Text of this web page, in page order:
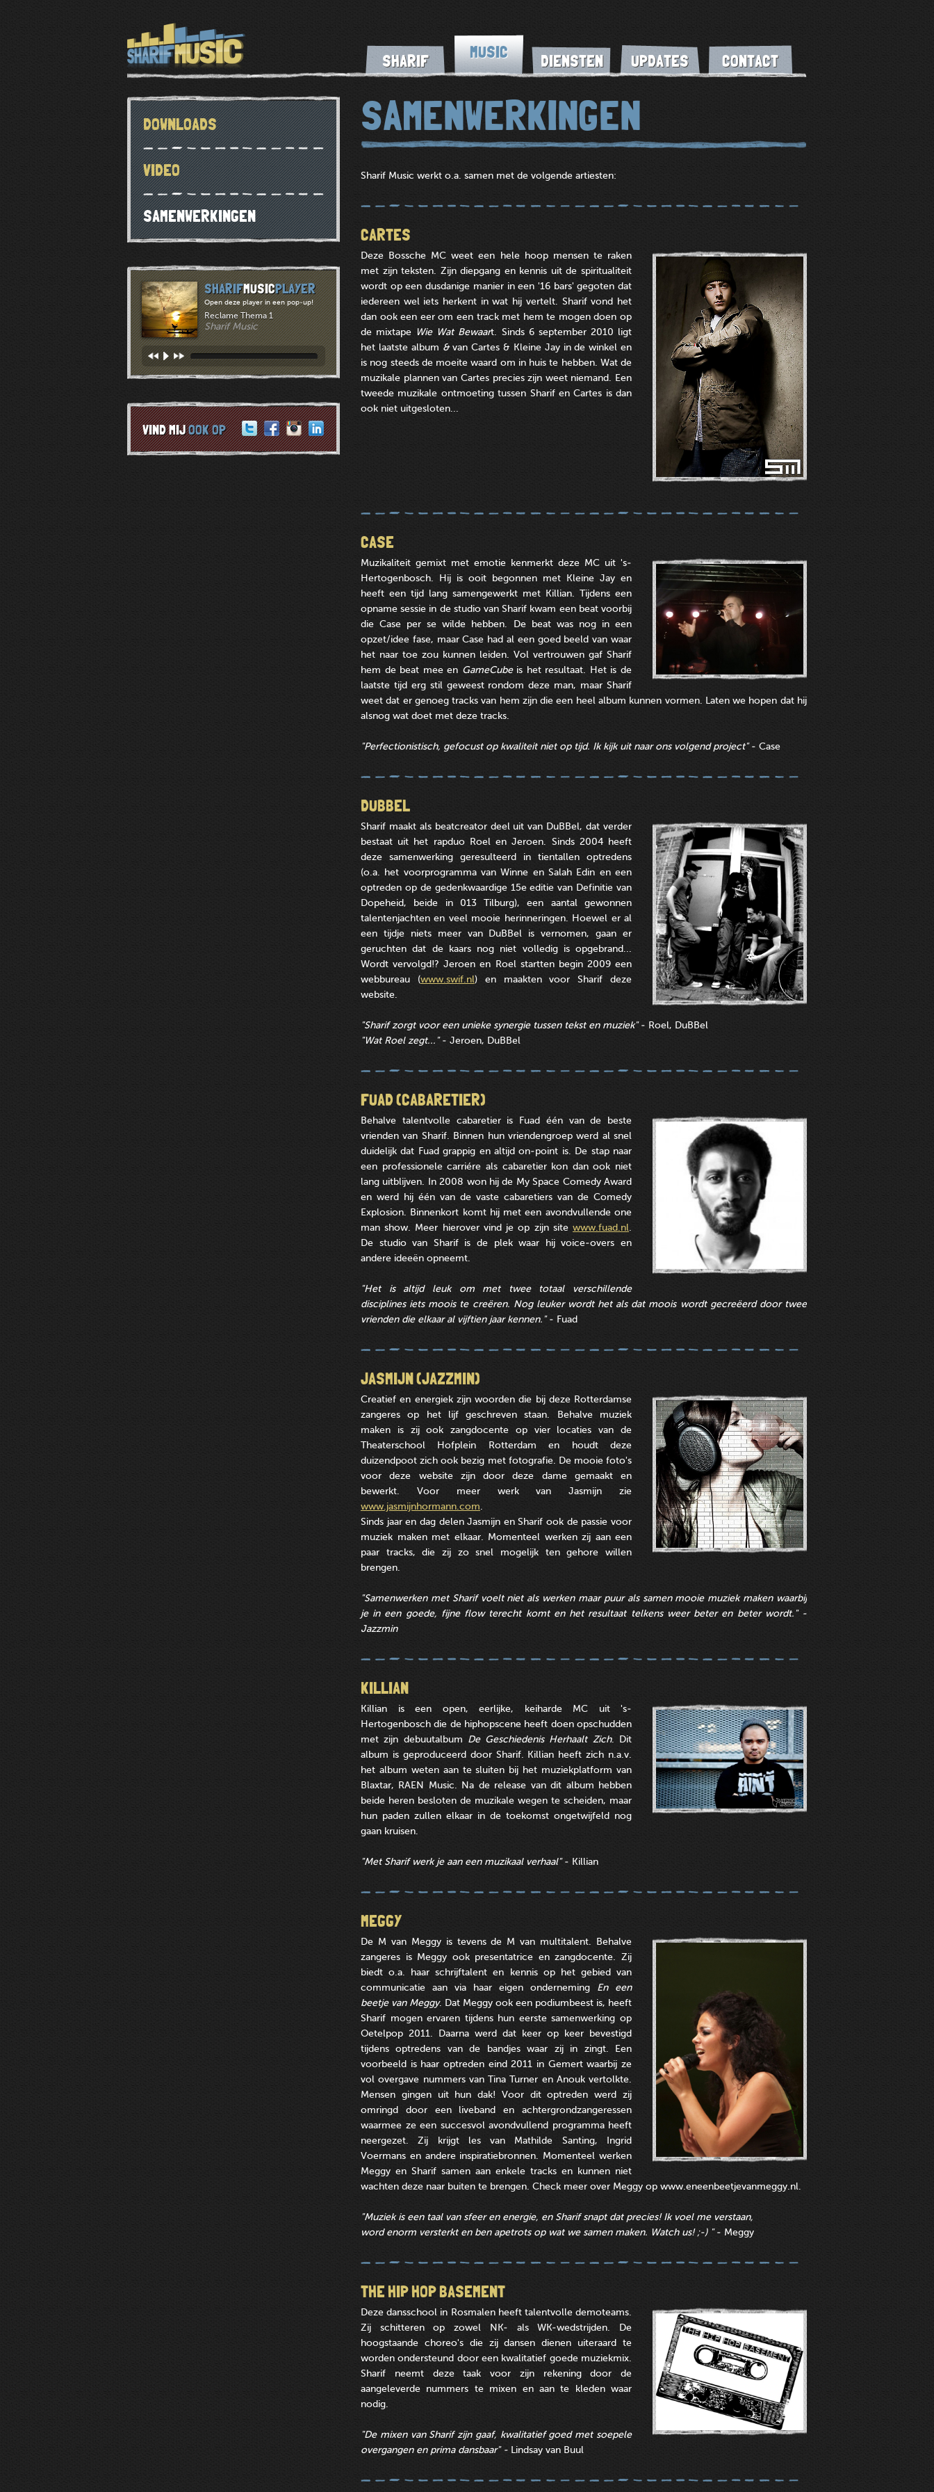
SHARIF
MUSIC
DIENSTEN UPDATES CONTACT
DOWNLOADS
VIDEO
SAMENWERKINGEN
SHARIFMUSICPLAYER
Open deze player in een pop-up!
Reclame Thema 1
Sharif Music
VIND MIJOOK OP
SAMENWERKINGEN
Sharif Music werkt o.a. samen met de volgende artiesten:
CARTES
Deze Bossche MC weet een hele hoop mensen te raken
met zijn teksten. Zijn diepgang en kennis uit de spiritualiteit
wordt op een dusdanige manier in een '16 bars' gegoten dat
iedereen wel iets herkent in wat hij vertelt. Sharif vond het
dan ook een eer om een track met hem te mogen doen op
de mixtape Wie Wat Bewaart. Sinds 6 september 2010 ligt
het laatste album &van Cartes & Kleine Jay in de winkel en
is nog steeds de moeite waard om in huis te hebben. Wat de
muzikale plannen van Cartes precies zijn weet niemand. Een
tweede muzikale ontmoeting tussen Sharif en Cartes is dan
ook niet uitgesloten...
CASE
Muzikaliteit gemixt met emotie kenmerkt deze MC uit 's-
Hertogenbosch. Hij is ooit begonnen met Kleine Jay en
heeft een tijd lang samengewerkt met Killian. Tijdens een
opname sessie in de studio van Sharif kwam een beat voorbij
die Case per se wilde hebben. De beat was nog in een
opzet/idee fase, maar Case had al een goed beeld van waar
het naar toe zou kunnen leiden. Vol vertrouwen gaf Sharif
hem de beat mee en GameCubeis het resultaat. Het is de
laatste tijd erg stil geweest rondom deze man, maar Sharif
weet dat er genoeg tracks van hem zijn die een heel album kunnen vormen. Laten we hopen dat hij
alsnog wat doet met deze tracks.
"Perfectionistisch, gefocust op kwaliteit niet op tijd. Ik kijk uit naar ons volgend project"- Case
DUBBEL
Sharif maakt als beatcreator deel uit van DuBBel, dat verder
bestaat uit het rapduo Roel en Jeroen. Sinds 2004 heeft
deze samenwerking geresulteerd in tientallen optredens
(o.a. het voorprogramma van Winne en Salah Edin en een
optreden op de gedenkwaardige 15e editie van Definitie van
Dopeheid, beide in 013 Tilburg), een aantal gewonnen
talentenjachten en veel mooie herinneringen. Hoewel er al
een tijdje niets meer van DuBBel is vernomen, gaan er
geruchten dat de kaars nog niet volledig is opgebrand...
Wordt vervolgd!? Jeroen en Roel startten begin 2009 een
webbureau (www.swif.nl) en maakten voor Sharif deze
website.
"Sharif zorgt voor een unieke synergie tussen tekst en muziek"- Roel, DuBBel
"Wat Roel zegt..."- Jeroen, DuBBel
FUAD (CABARETIER)
Behalve talentvolle cabaretier is Fuad één van de beste
vrienden van Sharif. Binnen hun vriendengroep werd al snel
duidelijk dat Fuad grappig en altijd on-point is. De stap naar
een professionele carriére als cabaretier kon dan ook niet
lang uitblijven. In 2008 won hij de My Space Comedy Award
en werd hij één van de vaste cabaretiers van de Comedy
Explosion. Binnenkort komt hij met een avondvullende one
man show. Meer hierover vind je op zijn site www.fuad.nl.
De studio van Sharif is de plek waar hij voice-overs en
andere ideeën opneemt.
"Het is altijd leuk om met twee totaal verschillende
disciplines iets moois te creëren. Nog leuker wordt het als dat moois wordt gecreëerd door twee
vrienden die elkaar al vijftien jaar kennen."- Fuad
JASMIJN (JAZZMIN)
Creatief en energiek zijn woorden die bij deze Rotterdamse
zangeres op het lijf geschreven staan. Behalve muziek
maken is zij ook zangdocente op vier locaties van de
Theaterschool Hofplein Rotterdam en houdt deze
duizendpoot zich ook bezig met fotografie. De mooie foto's
voor deze website zijn door deze dame gemaakt en
bewerkt. Voor meer werk van Jasmijn zie
www.jasmijnhormann.com.
Sinds jaar en dag delen Jasmijn en Sharif ook de passie voor
muziek maken met elkaar. Momenteel werken zij aan een
paar tracks, die zij zo snel mogelijk ten gehore willen
brengen.
"Samenwerken met Sharif voelt niet als werken maar puur als samen mooie muziek maken waarbij
je in een goede, fijne flow terecht komt en het resultaat telkens weer beter en beter wordt." -
Jazzmin
KILLIAN
Killian is een open, eerlijke, keiharde MC uit 's-
Hertogenbosch die de hiphopscene heeft doen opschudden
met zijn debuutalbum De Geschiedenis Herhaalt Zich. Dit
album is geproduceerd door Sharif. Killian heeft zich n.a.v.
het album weten aan te sluiten bij het muziekplatform van
Blaxtar, RAEN Music. Na de release van dit album hebben
beide heren besloten de muzikale wegen te scheiden, maar
hun paden zullen elkaar in de toekomst ongetwijfeld nog
gaan kruisen.
"Met Sharif werk je aan een muzikaal verhaal"- Killian
MEGGY
De M van Meggy is tevens de M van multitalent. Behalve
zangeres is Meggy ook presentatrice en zangdocente. Zij
biedt o.a. haar schrijftalent en kennis op het gebied van
communicatie aan via haar eigen onderneming En een
beetje van Meggy. Dat Meggy ook een podiumbeest is, heeft
Sharif mogen ervaren tijdens hun eerste samenwerking op
Oetelpop 2011. Daarna werd dat keer op keer bevestigd
tijdens optredens van de bandjes waar zij in zingt. Een
voorbeeld is haar optreden eind 2011 in Gemert waarbij ze
vol overgave nummers van Tina Turner en Anouk vertolkte.
Mensen gingen uit hun dak! Voor dit optreden werd zij
omringd door een liveband en achtergrondzangeressen
waarmee ze een succesvol avondvullend programma heeft
neergezet. Zij krijgt les van Mathilde Santing, Ingrid
Voermans en andere inspiratiebronnen. Momenteel werken
Meggy en Sharif samen aan enkele tracks en kunnen niet
wachten deze naar buiten te brengen. Check meer over Meggy op www.eneenbeetjevanmeggy.nl.
"Muziek is een taal van sfeer en energie, en Sharif snapt dat precies! Ik voel me verstaan,
word enorm versterkt en ben apetrots op wat we samen maken. Watch us! ;-) "- Meggy
THE HIP HOP BASEMENT
Deze dansschool in Rosmalen heeft talentvolle demoteams.
Zij schitteren op zowel NK- als WK-wedstrijden. De
hoogstaande choreo's die zij dansen dienen uiteraard te
worden ondersteund door een kwalitatief goede muziekmix.
Sharif neemt deze taak voor zijn rekening door de
aangeleverde nummers te mixen en aan te kleden waar
nodig.
"De mixen van Sharif zijn gaaf, kwalitatief goed met soepele
overgangen en prima dansbaar" - Lindsay van Buul